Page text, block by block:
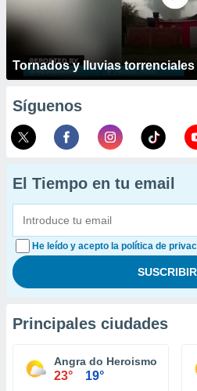
Tornados y lluvias
Síguenos
El Tiempo en tu email
He leído y acepto la política de
Principales ciudades
Angra do Heroismo
23° 19°